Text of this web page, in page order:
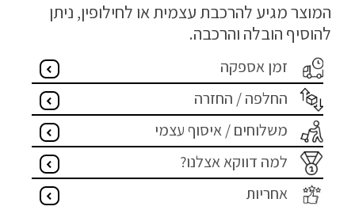
טיפים והמלצות
צור קשר
הצהרת נגישות
מדיניות פרטיות
התחבר / הרשם
המוצר מגיע להרכבת עצמית או לחילופין, ניתן
להוסיף הובלה והרכבה.
זמן אספקה
החלפה / החזרה
משלוחים / איסוף עצמי
למה דווקא אצלנו?
אחריות